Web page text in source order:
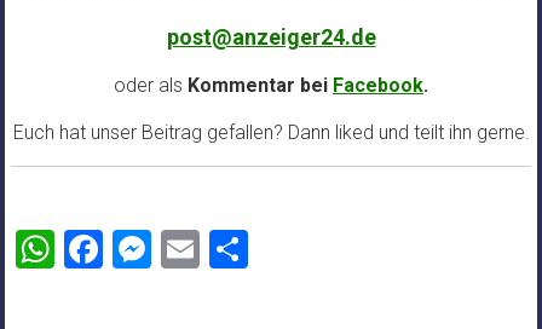
post@anzeiger24.de
oder als Kommentar bei Facebook.
Euch hat unser Beitrag gefallen? Dann liked und teilt ihn gerne.
WhatsApp
Facebook
Messenger
EmailTeilen